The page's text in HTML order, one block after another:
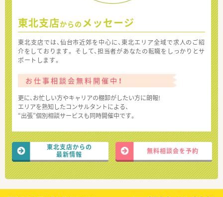
東北支店からの メッセージ
東北支店では、仙台市近郊を中心に、東北エリア全域で求人のご紹
介をしております。 そして、担当者があなたの転職をしっかりとサ
ポートします。
お仕事相談会無料開催中！
更に、お忙しい方やキャリアの棚卸がしたい方に朗報!
エリアを熟知したコンサルタントによる、
“出張”個別相談サービスも同時開催中です。
東北支店からの
最新情報
無料相談会を予約